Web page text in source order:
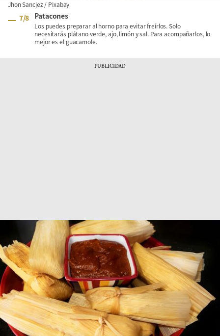
Jhon Sancjez / Pixabay
7/8 Patacones
Los puedes preparar al horno para evitar freírlos. Solo
necesitarás plátano verde, ajo, limón y sal. Para acompañarlos, lo
mejor es el guacamole.